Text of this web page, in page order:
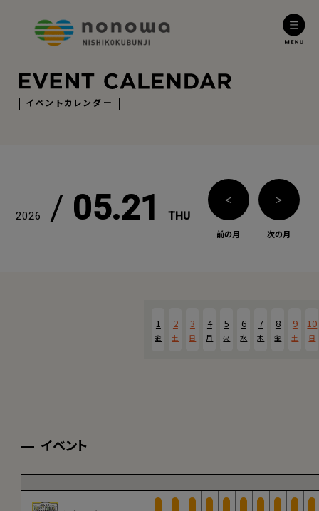
イベントカレンダー
2026 / 05.21THU
＜
前の月
＞
次の月
1
金
2
土
3
日
4
月
5
火
6
水
7
木
8
金
9
土
10
日
イベント